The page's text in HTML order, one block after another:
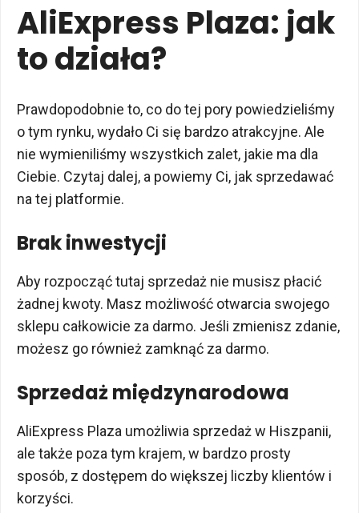
AliExpress Plaza: jak
to działa?
Prawdopodobnie to, co do tej pory powiedzieliśmy
o tym rynku, wydało Ci się bardzo atrakcyjne. Ale
nie wymieniliśmy wszystkich zalet, jakie ma dla
Ciebie. Czytaj dalej, a powiemy Ci, jak sprzedawać
na tej platformie.
Brak inwestycji
Aby rozpocząć tutaj sprzedaż nie musisz płacić
żadnej kwoty. Masz możliwość otwarcia swojego
sklepu całkowicie za darmo. Jeśli zmienisz zdanie,
możesz go również zamknąć za darmo.
Sprzedaż międzynarodowa
AliExpress Plaza umożliwia sprzedaż w Hiszpanii,
ale także poza tym krajem, w bardzo prosty
sposób, z dostępem do większej liczby klientów i
korzyści.